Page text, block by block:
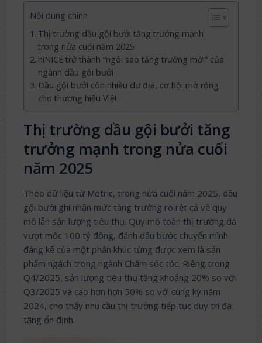
Nội dung chính
Thị trường dầu gội bưởi tăng trưởng mạnh
trong nửa cuối năm 2025
hiNICE trở thành “ngôi sao tăng trưởng mới” của
ngành dầu gội bưởi
Dầu gội bưởi còn nhiều dư địa, cơ hội mở rộng
cho thương hiệu Việt
Thị trường dầu gội bưởi tăng
trưởng mạnh trong nửa cuối
năm 2025
Theo dữ liệu từ Metric, trong nửa cuối năm 2025, dầu
gội bưởi ghi nhận mức tăng trưởng rõ rệt cả về quy
mô lẫn sản lượng tiêu thụ. Quy mô toàn thị trường đã
vượt mốc 100 tỷ đồng, đánh dấu bước chuyển mình
đáng kể của một phân khúc từng được xem là sản
phẩm ngách trong ngành Chăm sóc tóc. Riêng trong
Q4/2025, sản lượng tiêu thụ tăng khoảng 20% so với
Q3/2025 và cao hơn hơn 50% so với cùng kỳ năm
2024, cho thấy nhu cầu thị trường tiếp tục duy trì đà
tăng ổn định.